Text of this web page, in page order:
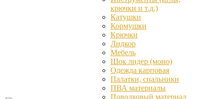
крючки и т.д.)
Катушки
Кормушки
Крючки
Лидкор
Мебель
Шок лидер (моно)
Одежда карповая
Палатки, спальники
ПВА материалы
Поводковый материал